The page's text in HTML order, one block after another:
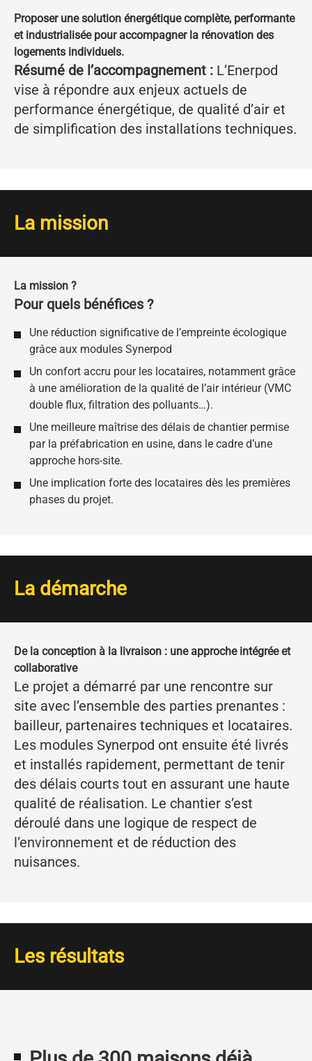
Proposer une solution énergétique complète, performante
et industrialisée pour accompagner la rénovation des
logements individuels.
Résumé de l’accompagnement : L’Enerpod
vise à répondre aux enjeux actuels de
performance énergétique, de qualité d’air et
de simplification des installations techniques.
La mission
La mission ?
Pour quels bénéfices ?
Une réduction significative de l’empreinte écologique
grâce aux modules Synerpod
Un confort accru pour les locataires, notamment grâce
à une amélioration de la qualité de l’air intérieur (VMC
double flux, filtration des polluants…).
Une meilleure maîtrise des délais de chantier permise
par la préfabrication en usine, dans le cadre d’une
approche hors-site.
Une implication forte des locataires dès les premières
phases du projet.
La démarche
De la conception à la livraison : une approche intégrée et
collaborative
Le projet a démarré par une rencontre sur
site avec l’ensemble des parties prenantes :
bailleur, partenaires techniques et locataires.
Les modules Synerpod ont ensuite été livrés
et installés rapidement, permettant de tenir
des délais courts tout en assurant une haute
qualité de réalisation. Le chantier s’est
déroulé dans une logique de respect de
l’environnement et de réduction des
nuisances.
Les résultats